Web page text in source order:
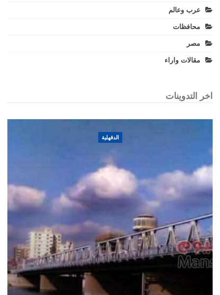
عرب وعالم
محافظات
مصر
مقالات واراء
اخر التدوينات
الدقهلية